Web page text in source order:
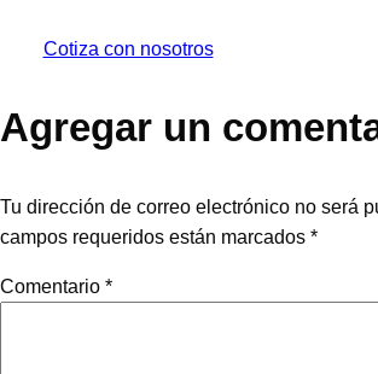
Cotiza con nosotros
Agregar un
Tu dirección de correo electrónico no será
campos requeridos están marcados *
Comentario *